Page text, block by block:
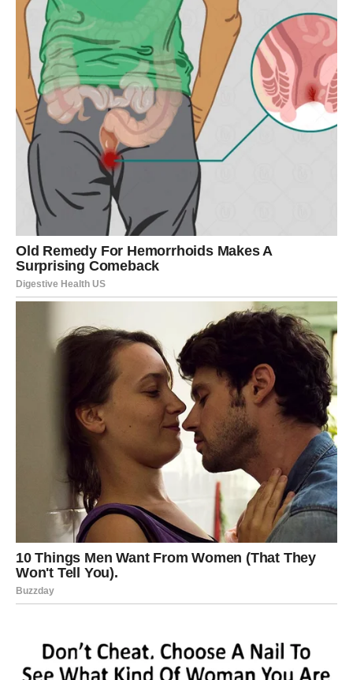
Rakovi bi tokom sredine sedmice mogli biti veoma
emotivni. Moguće je da će se prisetiti nekih događaja iz
prošlosti ili razmišljati o odnosima koji su im važni.
Ipak, ovaj period može doneti i lepe trenutke sa osobama
koje ih iskreno vole. Rak treba da se okruži ljudima koji
mu donose mir i podršku.
Lav
Lavovi će tokom ovih dana imati mnogo energije i želju da
pokrenu nove stvari. Moguće je da će dobiti ideju ili
priliku koja će ih inspirisati.
Na emotivnom planu moguće je prijatno iznenađenje ili
susret koji će Lavovima popraviti raspoloženje.
Device će sredinom sedmice biti fokusirane na obaveze i
odgovornosti. Ovo je dobar trenutak za rešavanje
problema i završavanje poslova koji su dugo čekali.
Ipak, Device bi trebalo da pronađu malo vremena za sebe
kako bi se odmorile i napunile energijom.
Vaga
Za Vage sredina sedmice može doneti zanimljive
okoline pokazati posebnu pažnju.